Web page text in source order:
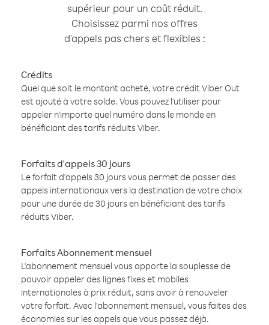
supérieur pour un coût réduit.
Choisissez parmi nos offres
d'appels pas chers et flexibles :
Crédits
Quel que soit le montant acheté, votre crédit Viber Out
est ajouté à votre solde. Vous pouvez l'utiliser pour
appeler n'importe quel numéro dans le monde en
bénéficiant des tarifs réduits Viber.
Forfaits d'appels 30 jours
Le forfait d'appels 30 jours vous permet de passer des
appels internationaux vers la destination de votre choix
pour une durée de 30 jours en bénéficiant des tarifs
réduits Viber.
Forfaits Abonnement mensuel
L'abonnement mensuel vous apporte la souplesse de
pouvoir appeler des lignes fixes et mobiles
internationales à prix réduit, sans avoir à renouveler
votre forfait. Avec l'abonnement mensuel, vous faites des
économies sur les appels que vous passez déjà.